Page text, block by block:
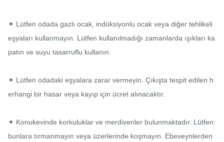
✦ Lütfen odada gazlı ocak, indüksiyonlu ocak veya diğer tehlikeli
eşyaları kullanmayın. Lütfen kullanılmadığı zamanlarda ışıkları ka
patın ve suyu tasarruflu kullanın.
✦ Lütfen odadaki eşyalara zarar vermeyin. Çıkışta tespit edilen h
erhangi bir hasar veya kayıp için ücret alınacaktır.
✦ Konukevinde korkuluklar ve merdivenler bulunmaktadır. Lütfen
bunlara tırmanmayın veya üzerlerinde koşmayın. Ebeveynlerden